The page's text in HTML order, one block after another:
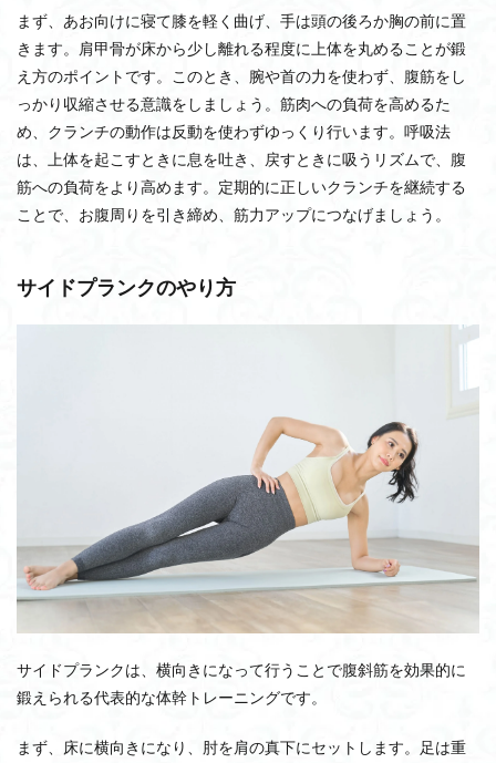
まず、あお向けに寝て膝を軽く曲げ、手は頭の後ろか胸の前に置
きます。肩甲骨が床から少し離れる程度に上体を丸めることが鍛
え方のポイントです。このとき、腕や首の力を使わず、腹筋をし
っかり収縮させる意識をしましょう。筋肉への負荷を高めるた
め、クランチの動作は反動を使わずゆっくり行います。呼吸法
は、上体を起こすときに息を吐き、戻すときに吸うリズムで、腹
筋への負荷をより高めます。定期的に正しいクランチを継続する
ことで、お腹周りを引き締め、筋力アップにつなげましょう。
サイドプランクのやり方
サイドプランクは、横向きになって行うことで腹斜筋を効果的に
鍛えられる代表的な体幹トレーニングです。
まず、床に横向きになり、肘を肩の真下にセットします。足は重